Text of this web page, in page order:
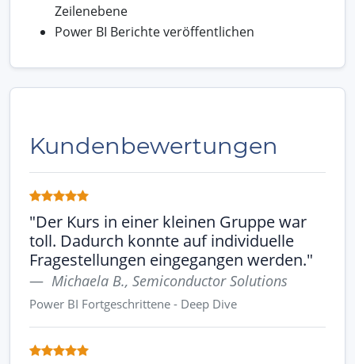
Zeilenebene
Power BI Berichte veröffentlichen
Kundenbewertungen
"Der Kurs in einer kleinen Gruppe war
toll. Dadurch konnte auf individuelle
Fragestellungen eingegangen werden."
Michaela B., Semiconductor Solutions
Power BI Fortgeschrittene - Deep Dive